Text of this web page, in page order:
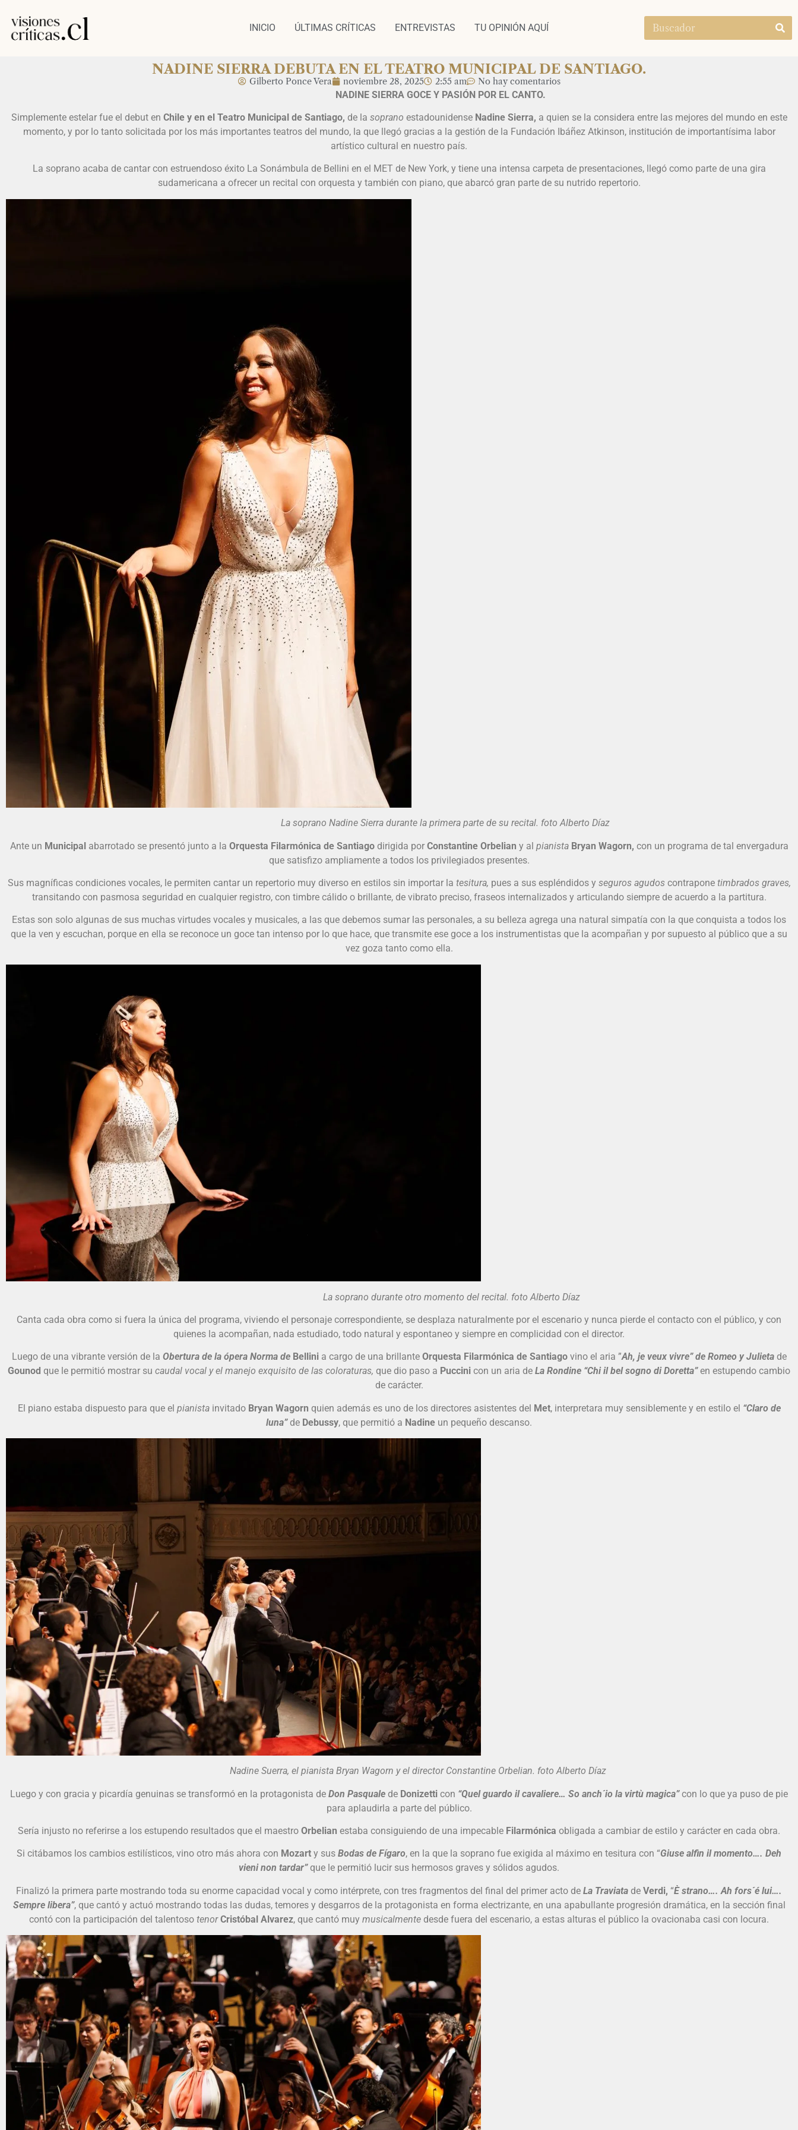
INICIO ÚLTIMAS CRÍTICAS ENTREVISTAS TU OPINIÓN AQUÍ
NADINE SIERRA DEBUTA EN EL TEATRO MUNICIPAL DE SANTIAGO.
Gilberto Ponce Vera noviembre 28, 2025 2:55 am No hay comentarios
NADINE SIERRA GOCE Y PASIÓN POR EL CANTO.
Simplemente estelar fue el debut en Chile y en el Teatro Municipal de Santiago, de la soprano estadounidense Nadine Sierra, a quien se la considera entre las mejores del mundo en este
momento, y por lo tanto solicitada por los más importantes teatros del mundo, la que llegó gracias a la gestión de la Fundación Ibáñez Atkinson, institución de importantísima labor
artístico cultural en nuestro país.
La soprano acaba de cantar con estruendoso éxito La Sonámbula de Bellini en el MET de New York, y tiene una intensa carpeta de presentaciones, llegó como parte de una gira
sudamericana a ofrecer un recital con orquesta y también con piano, que abarcó gran parte de su nutrido repertorio.
La soprano Nadine Sierra durante la primera parte de su recital. foto Alberto Díaz
Ante un Municipalabarrotado se presentó junto a la Orquesta Filarmónica de Santiagodirigida por Constantine Orbelian y al pianista Bryan Wagorn, con un programa de tal envergadura
que satisfizo ampliamente a todos los privilegiados presentes.
Sus magníficas condiciones vocales, le permiten cantar un repertorio muy diverso en estilos sin importar la tesitura, pues a sus espléndidos y seguros agudoscontraponetimbrados graves,
transitando con pasmosa seguridad en cualquier registro, con timbre cálido o brillante, de vibrato preciso, fraseos internalizados y articulando siempre de acuerdo a la partitura.
Estas son solo algunas de sus muchas virtudes vocales y musicales, a las que debemos sumar las personales, a su belleza agrega una natural simpatía con la que conquista a todos los
que la ven y escuchan, porque en ella se reconoce un goce tan intenso por lo que hace, que transmite ese goce a los instrumentistas que la acompañan y por supuesto al público que a su
vez goza tanto como ella.
La soprano durante otro momento del recital. foto Alberto Díaz
Canta cada obra como si fuera la única del programa, viviendo el personaje correspondiente, se desplaza naturalmente por el escenario y nunca pierde el contacto con el público, y con
quienes la acompañan, nada estudiado, todo natural y espontaneo y siempre en complicidad con el director.
Luego de una vibrante versión de la Obertura de la ópera Norma de Bellini a cargo de una brillante Orquesta Filarmónica de Santiagovino el aria ”Ah, je veux vivre” de Romeo y Julieta de
Gounod que le permitió mostrar su caudal vocal y el manejo exquisito de las coloraturas, que dio paso a Puccini con un aria de La Rondine “Chi il bel sogno di Doretta”en estupendo cambio
de carácter.
El piano estaba dispuesto para que el pianistainvitado Bryan Wagorn quien además es uno de los directores asistentes del Met, interpretara muy sensiblemente y en estilo el “Claro de
luna”de Debussy, que permitió a Nadine un pequeño descanso.
Nadine Suerra, el pianista Bryan Wagorn y el director Constantine Orbelian. foto Alberto Díaz
Luego y con gracia y picardía genuinas se transformó en la protagonista de Don Pasquale de Donizetti con “Quel guardo il cavaliere… So anch´io la virtù magica”con lo que ya puso de pie
para aplaudirla a parte del público.
Sería injusto no referirse a los estupendo resultados que el maestro Orbelian estaba consiguiendo de una impecable Filarmónica obligada a cambiar de estilo y carácter en cada obra.
Si citábamos los cambios estilísticos, vino otro más ahora con Mozart y sus Bodas de Fígaro, en la que la soprano fue exigida al máximo en tesitura con “Giuse alfin il momento…. Deh
vieni non tardar” que le permitió lucir sus hermosos graves y sólidos agudos.
Finalizó la primera parte mostrando toda su enorme capacidad vocal y como intérprete, con tres fragmentos del final del primer acto de La Traviata de Verdi, “È strano…. Ah fors´é lui….
Sempre libera”, que cantó y actuó mostrando todas las dudas, temores y desgarros de la protagonista en forma electrizante, en una apabullante progresión dramática, en la sección final
contó con la participación del talentoso tenor Cristóbal Alvarez, que cantó muy musicalmente desde fuera del escenario, a estas alturas el público la ovacionaba casi con locura.